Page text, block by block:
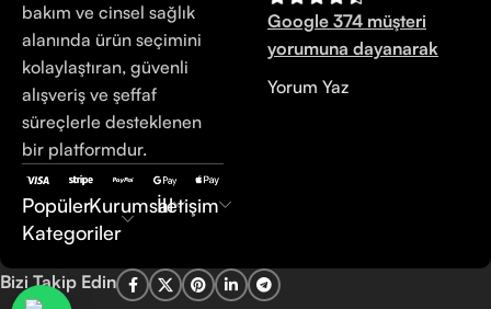
bakım ve cinsel sağlık
alanında ürün seçimini
kolaylaştıran, güvenli
alışveriş ve şeffaf
süreçlerle desteklenen
bir platformdur.
Popüler
Kategoriler
Kurumsalİletişim
Google 374 müşteri
yorumuna dayanarak
Yorum Yaz
Bizi Takip Edin